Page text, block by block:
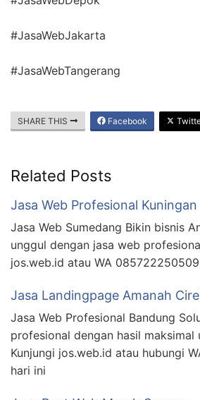
#JasaWebJakarta
#JasaWebTangerang
SHARE THIS Facebook
Related Posts
Jasa Web Profesional Kuningan
Jasa Web Sumedang Bikin bisnis
unggul dengan jasa web
jos.web.id atau WA
Jasa Landingpage Amanah
Jasa Web Profesional Bandung
profesional dengan hasil maksimal
Kunjungi jos.web.id atau hubungi
hari ini